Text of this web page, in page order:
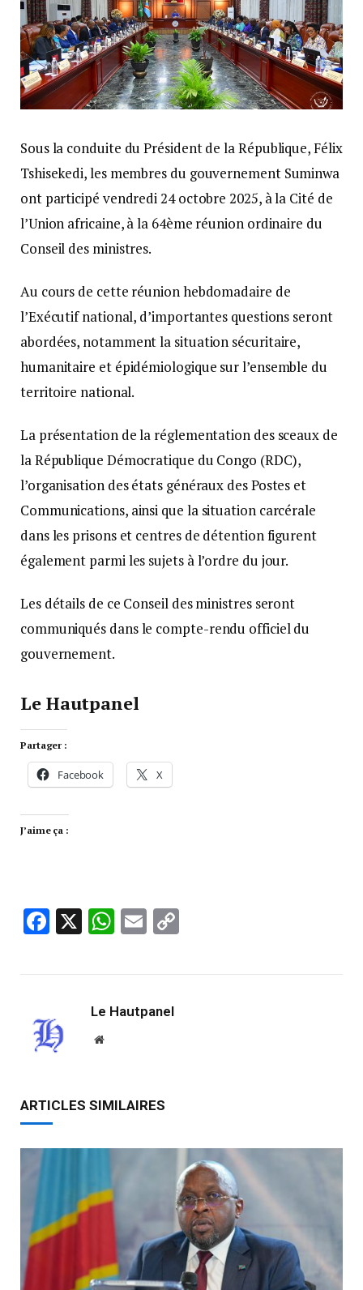
Sous la conduite du Président de la République, Félix
Tshisekedi, les membres du gouvernement Suminwa
ont participé vendredi 24 octobre 2025, à la Cité de
l’Union africaine, à la 64ème réunion ordinaire du
Conseil des ministres.
Au cours de cette réunion hebdomadaire de
l’Exécutif national, d’importantes questions seront
abordées, notamment la situation sécuritaire,
humanitaire et épidémiologique sur l’ensemble du
territoire national.
La présentation de la réglementation des sceaux de
la République Démocratique du Congo (RDC),
l’organisation des états généraux des Postes et
Communications, ainsi que la situation carcérale
dans les prisons et centres de détention figurent
également parmi les sujets à l’ordre du jour.
Les détails de ce Conseil des ministres seront
communiqués dans le compte-rendu officiel du
gouvernement.
Le Hautpanel
Partager :
Facebook X
J’aime ça :
Facebook
X WhatsApp
Email
Le Hautpanel
Website
ARTICLES SIMILAIRES